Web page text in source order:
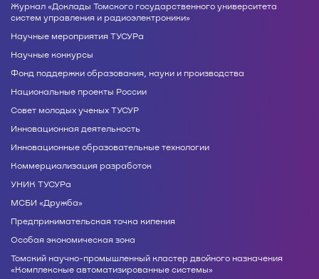
Журнал «Доклады Томского государственного университета
систем управления и радиоэлектроники»
Научные мероприятия ТУСУРа
Научные конкурсы
Фонд поддержки образования, науки и производства
Национальные проекты России
Совет молодых ученых ТУСУР
Инновационная деятельность
Инновационные образовательные технологии
Коммерциализация разработок
УНИК ТУСУРа
МСБИ «Дружба»
Предпринимательская точка кипения
Особая экономическая зона
Томский научно-промышленный кластер двойного назначения
«Комплексные автоматизированные системы»